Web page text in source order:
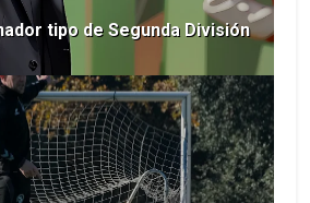
tipo de Segunda División